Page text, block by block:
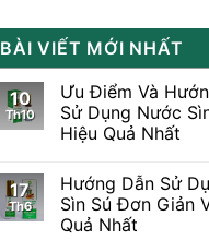
BÀI VIẾT MỚI NHẤT
10
Th10
Ưu Điểm Và
Sử Dụng Nước
Hiệu Quả Nhất
17
Th6
Hướng Dẫn Sử
Sìn Sú Đơn Giản
Quả Nhất